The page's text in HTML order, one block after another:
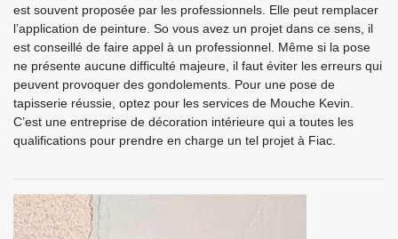
est souvent proposée par les professionnels. Elle peut remplacer
l’application de peinture. So vous avez un projet dans ce sens, il
est conseillé de faire appel à un professionnel. Même si la pose
ne présente aucune difficulté majeure, il faut éviter les erreurs qui
peuvent provoquer des gondolements. Pour une pose de
tapisserie réussie, optez pour les services de Mouche Kevin.
C’est une entreprise de décoration intérieure qui a toutes les
qualifications pour prendre en charge un tel projet à Fiac.